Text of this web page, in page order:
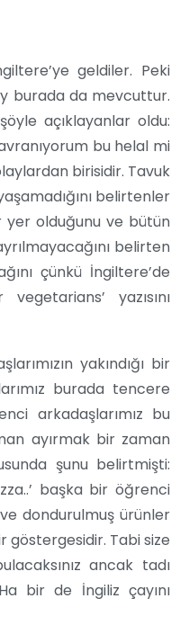
geldiler. Peki
burada da mevcuttur.
açıklayanlar oldu:
bu helal mi
birisidir. Tavuk
belirtenler
yer olduğunu ve bütün
belirten
çünkü İngiltere’de
yazısını
yakındığı bir
burada tencere
arkadaşlarımız bu
ayırmak bir zaman
şunu belirtmişti:
başka bir öğrenci
dondurulmuş ürünler
göstergesidir. Tabi size
ancak tadı
bir de İngiliz çayını